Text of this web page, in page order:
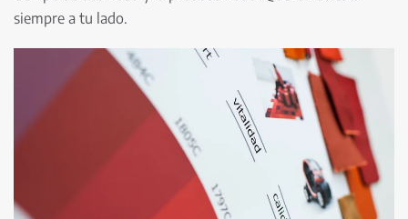
siempre a tu lado.